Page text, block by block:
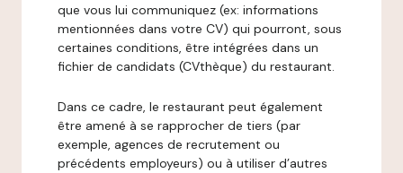
que vous lui communiquez (ex: informations
mentionnées dans votre CV) qui pourront, sous
certaines conditions, être intégrées dans un
fichier de candidats (CVthèque) du restaurant.
Dans ce cadre, le restaurant peut également
être amené à se rapprocher de tiers (par
exemple, agences de recrutement ou
précédents employeurs) ou à utiliser d’autres